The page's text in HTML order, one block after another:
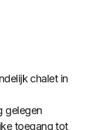
chalet in
gelegen
toegang tot